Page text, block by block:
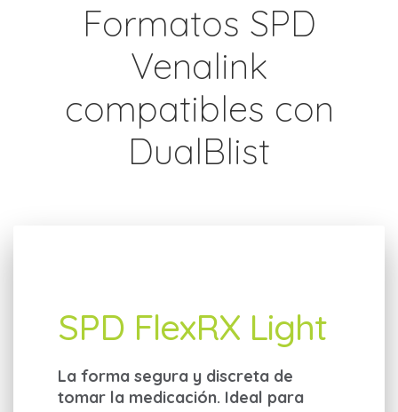
Formatos SPD
Venalink
compatibles con
DualBlist
SPD FlexRX Light
La forma segura y discreta de
tomar la medicación. Ideal para